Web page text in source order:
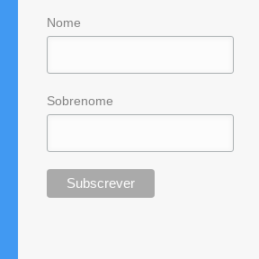
Nome
Sobrenome